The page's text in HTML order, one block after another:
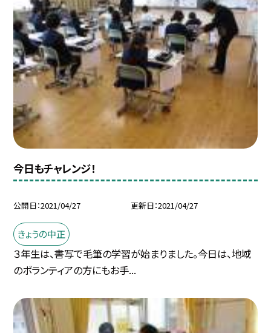
今日もチャレンジ！
公開日 2021/04/27 更新日 2021/04/27
きょうの中正
３年生は、書写で毛筆の学習が始まりました。今日は、地域
のボランティアの方にもお手...